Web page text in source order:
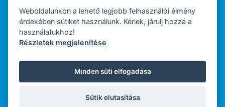
WEBDESIGN
WEBFEJLESZTŐ
Weboldalunkon a lehető legjobb felhasználói élmény
érdekében sütiket használunk. Kérlek, járulj hozzá a
használatukhoz!
Részletek megjelenítése
Minden süti elfogadása
Sütik elutasítása